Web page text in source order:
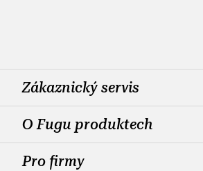
Zákaznický servis
O Fugu produktech
Pro firmy